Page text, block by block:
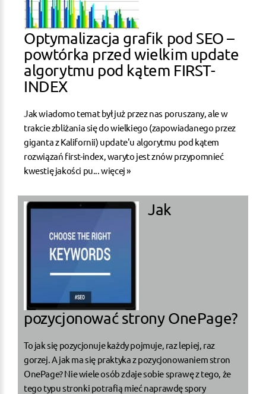
Optymalizacja grafik pod SEO –
powtórka przed wielkim update
algorytmu pod kątem FIRST-
INDEX
Jak wiadomo temat był już przez nas poruszany, ale w
trakcie zbliżania się do wielkiego (zapowiadanego przez
giganta z Kalifornii) update'u algorytmu pod kątem
rozwiązań first-index, waryto jest znów przypomnieć
kwestię jakości pu...więcej »
Jak
pozycjonować strony OnePage?
To jak się pozycjonuje każdy pojmuje, raz lepiej, raz
gorzej. A jak ma się praktyka z pozycjonowaniem stron
OnePage? Nie wiele osób zdaje sobie sprawę z tego, że
tego typu stronki potrafią mieć naprawdę spory